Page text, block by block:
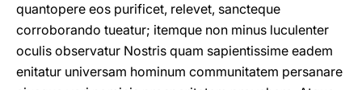
quantopere eos purificet, relevet, sancteque
corroborando tueatur; itemque non minus luculenter
oculis observatur Nostris quam sapientissime eadem
enitatur universam hominum communitatem persanare